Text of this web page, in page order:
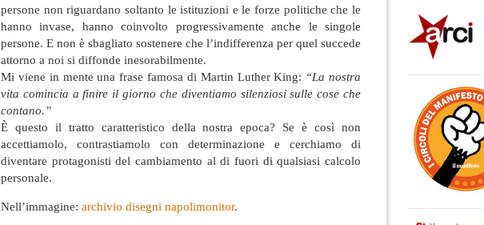
persone non riguardano soltanto le istituzioni e le forze politiche che le
hanno invase, hanno coinvolto progressivamente anche le singole
persone. E non è sbagliato sostenere che l’indifferenza per quel succede
attorno a noi si diffonde inesorabilmente.
Mi viene in mente una frase famosa di Martin Luther King: “La nostra
vita comincia a finire il giorno che diventiamo silenziosi sulle cose che
contano.”
È questo il tratto caratteristico della nostra epoca? Se è così non
accettiamolo, contrastiamolo con determinazione e cerchiamo di
diventare protagonisti del cambiamento al di fuori di qualsiasi calcolo
personale.
Nell’immagine: archivio disegni napolimonitor.